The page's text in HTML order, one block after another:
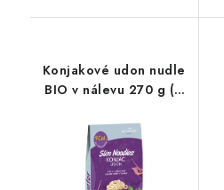
Konjakové udon nudle
BIO v nálevu 270 g (9